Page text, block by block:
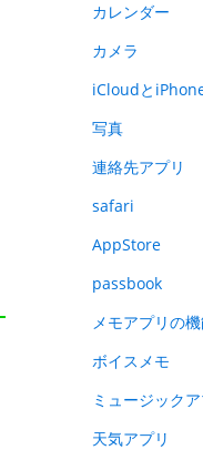
カレンダー
カメラ
iCloudと
写真
連絡先アプリ
safari
AppStore
passbook
メモアプリの
ボイスメモ
ミュージックア
天気アプリ